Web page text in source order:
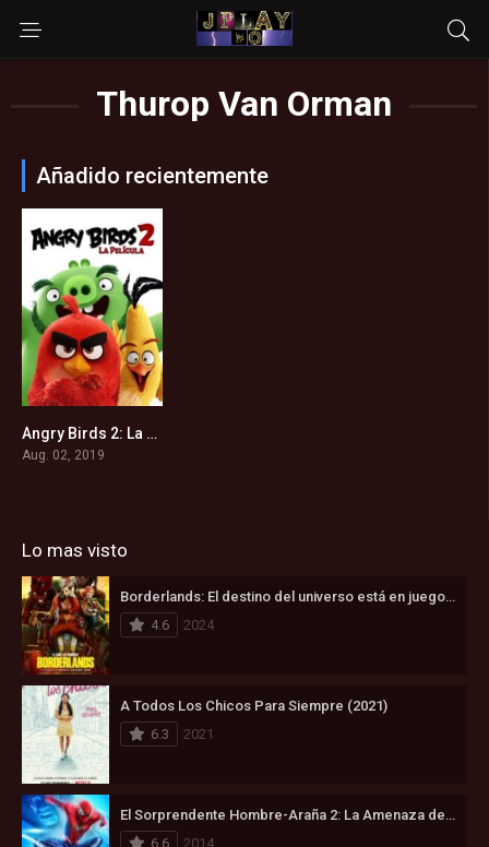
Thurop Van Orman
Añadido recientemente
6.4Angry Birds 2: La Película (2019)
Aug. 02, 2019
Lo mas visto
4.6
2024
A Todos Los Chicos Para Siempre (2021)
6.3
2021
6.6
2014